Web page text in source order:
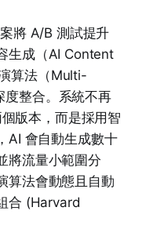
將 A/B 測試提升
生成（AI Content
算法（Multi-
整合。系統不再
版本，而是採用智
AI 會自動生成數十
將流量小範圍分
算法會動態且自動
合 (Harvard